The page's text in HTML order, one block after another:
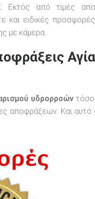
Εκτός από τιμές
και ειδικές
με κάμερα.
υδρορροών
αποφράξεων. Και